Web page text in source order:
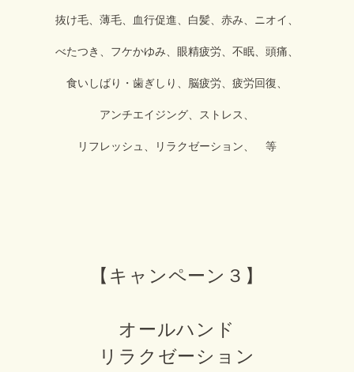
抜け毛、薄毛、血行促進、白髪、赤み、ニオイ、
べたつき、フケかゆみ、眼精疲労、不眠、頭痛、
食いしばり・歯ぎしり、脳疲労、疲労回復、
アンチエイジング、ストレス、
リフレッシュ、リラクゼーション、 等
【キャンペーン３】
オールハンド
リラクゼーション